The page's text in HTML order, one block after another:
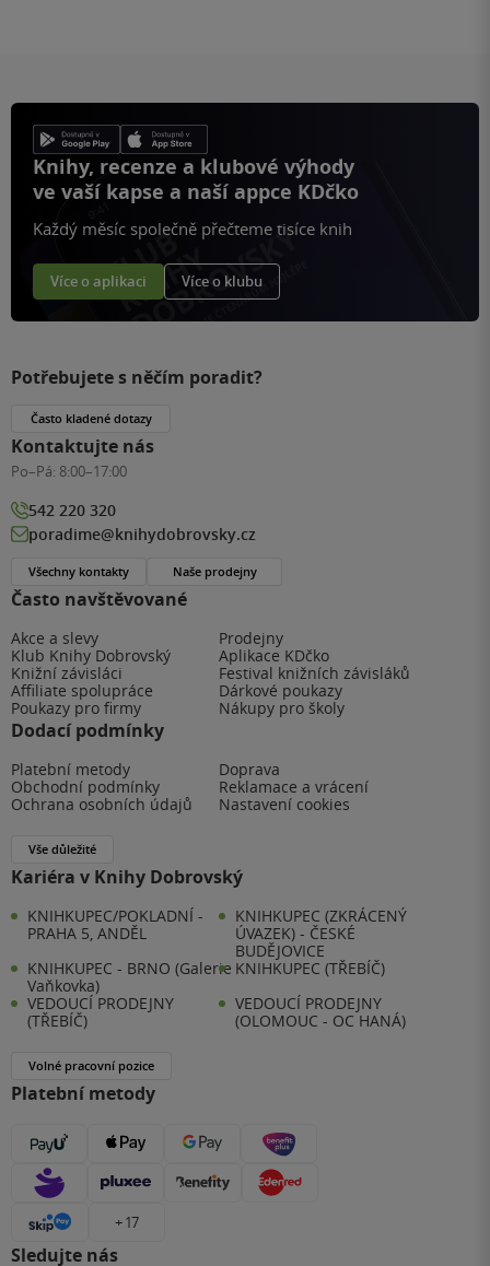
Knihy, recenze a klubové výhody
ve vaší kapse a naší appce KDčko
Každý měsíc společně přečteme tisíce knih
Více o aplikaci Více o klubu
Často navštěvované
Akce a slevy
Prodejny
Klub Knihy Dobrovský
Aplikace KDčko
Knižní závisláci
Festival knižních závisláků
Affiliate spolupráce
Dárkové poukazy
Poukazy pro firmy
Nákupy pro školy
Dodací podmínky
Platební metody
Doprava
Obchodní podmínky
Reklamace a vrácení
Ochrana osobních údajů
Nastavení cookies
Vše důležité
Kariéra v Knihy Dobrovský
KNIHKUPEC/POKLADNÍ -
PRAHA 5, ANDĚL
KNIHKUPEC (ZKRÁCENÝ
ÚVAZEK) - ČESKÉ
BUDĚJOVICE
KNIHKUPEC - BRNO (Galerie
Vaňkovka)
KNIHKUPEC (TŘEBÍČ)
VEDOUCÍ PRODEJNY
(TŘEBÍČ)
VEDOUCÍ PRODEJNY
(OLOMOUC - OC HANÁ)
Volné pracovní pozice
Platební metody
+ 17
Sledujte nás
Potřebujete s něčím poradit?
Často kladené dotazy
Kontaktujte nás
Po–Pá: 8:00–17:00
542 220 320
poradime@knihydobrovsky.cz
Všechny kontakty Naše prodejny